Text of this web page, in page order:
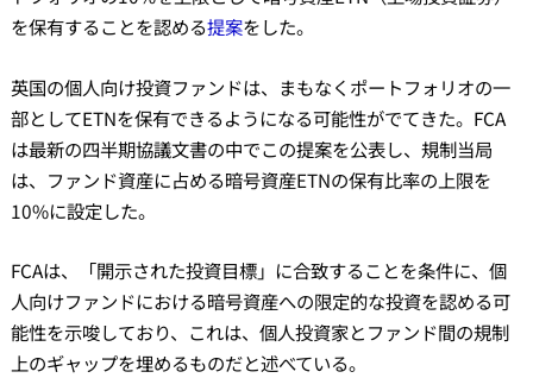
を保有することを認める提案をした。
英国の個人向け投資ファンドは、まもなくポートフォリオの一
部としてETNを保有できるようになる可能性がでてきた。FCA
は最新の四半期協議文書の中でこの提案を公表し、規制当局
は、ファンド資産に占める暗号資産ETNの保有比率の上限を
10%に設定した。
FCAは、「開示された投資目標」に合致することを条件に、個
人向けファンドにおける暗号資産への限定的な投資を認める可
能性を示唆しており、これは、個人投資家とファンド間の規制
上のギャップを埋めるものだと述べている。